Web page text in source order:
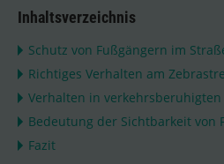
Inhaltsverzeichnis
Schutz von Fußgängern im
Richtiges Verhalten am
Verhalten in verkehrsberuhigten
Bedeutung der Sichtbarkeit von
Fazit